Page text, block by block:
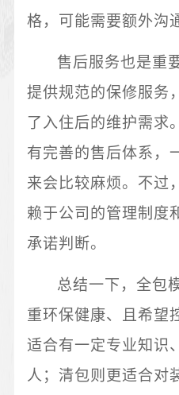
格，可能需要额外沟
售后服务也是重
提供规范的保修服务
了入住后的维护需求
有完善的售后体系，
来会比较麻烦。不过
赖于公司的管理制度
承诺判断。
总结一下，全包
重环保健康、且希望
适合有一定专业知识
人；清包则更适合对